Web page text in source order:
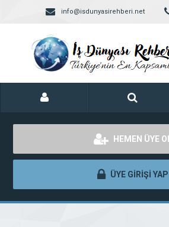
info@isdunyasirehberi.net
HEMEN ÜYE
ÜYE GİRİŞİ YAP